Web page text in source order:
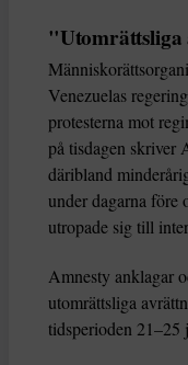
Venezuelas
protesterna mot
på tisdagen skriver
däribland
under dagarna före
utropade sig till
Amnesty anklagar
utomrättsliga
tidsperioden 21–25